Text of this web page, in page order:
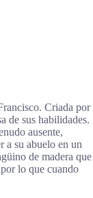
Criada por
de sus habilidades.
ausente,
a su abuelo en un
de madera que
lo que cuando